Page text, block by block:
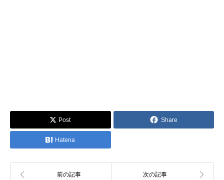
Post Share
Hatena